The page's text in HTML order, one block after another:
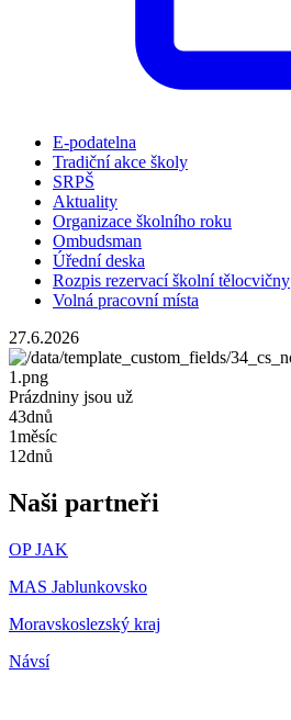
E-podatelna
Tradiční akce školy
SRPŠ
Aktuality
Organizace školního roku
Ombudsman
Úřední deska
Rozpis rezervací školní tělocvičny
Volná pracovní místa
27.6.2026
Prázdniny jsou už
43dnů
1měsíc
12dnů
Naši partneři
OP JAK
MAS Jablunkovsko
Moravskoslezský kraj
Návsí